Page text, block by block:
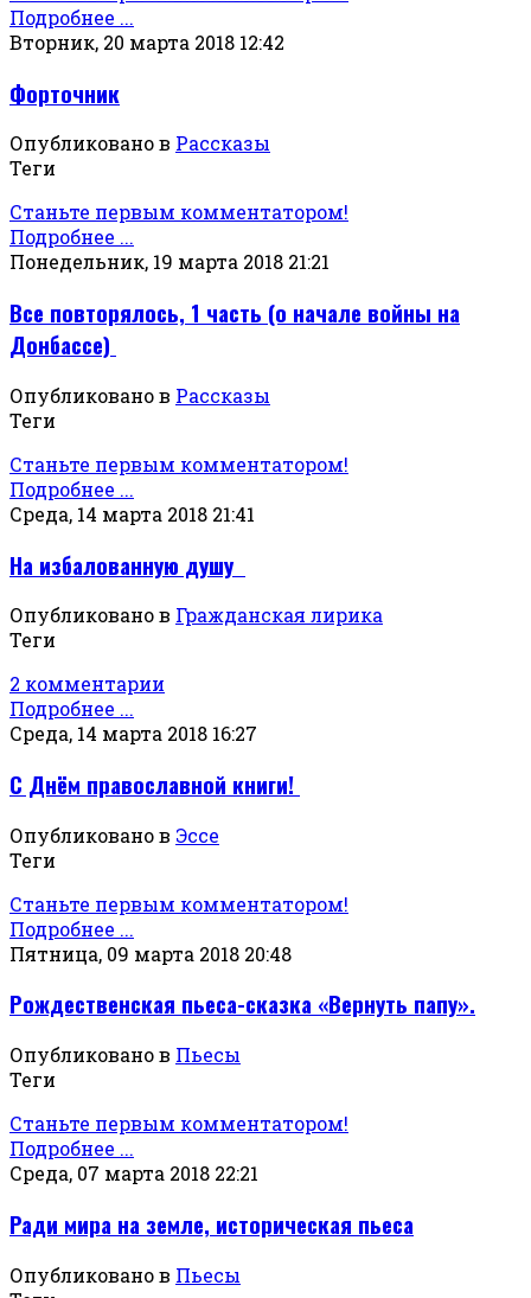
Подробнее ...
Вторник, 20 марта 2018 12:42
Форточник
Опубликовано в Рассказы
Теги
Станьте первым комментатором!
Подробнее ...
Понедельник, 19 марта 2018 21:21
Все повторялось, 1 часть (о начале войны на
Донбассе)
Опубликовано в Рассказы
Теги
Станьте первым комментатором!
Подробнее ...
Среда, 14 марта 2018 21:41
На избалованную душу
Опубликовано в Гражданская лирика
Теги
2 комментарии
Подробнее ...
Среда, 14 марта 2018 16:27
С Днём православной книги!
Опубликовано в Эссе
Теги
Станьте первым комментатором!
Подробнее ...
Пятница, 09 марта 2018 20:48
Рождественская пьеса-сказка «Вернуть папу».
Опубликовано в Пьесы
Теги
Станьте первым комментатором!
Подробнее ...
Среда, 07 марта 2018 22:21
Ради мира на земле, историческая пьеса
Опубликовано в Пьесы